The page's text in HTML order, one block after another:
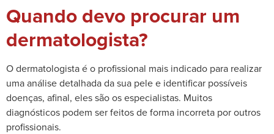
Quando devo procurar um
dermatologista?
O dermatologista é o profissional mais indicado para realizar
uma análise detalhada da sua pele e identificar possíveis
doenças, afinal, eles são os especialistas. Muitos
diagnósticos podem ser feitos de forma incorreta por outros
profissionais.